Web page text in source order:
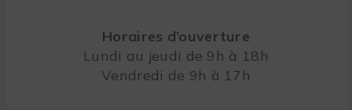
Horaires d’ouverture
Lundi au jeudi de 9h à 18h
Vendredi de 9h à 17h